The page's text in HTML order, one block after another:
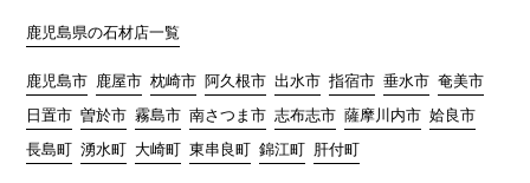
6) 商品・サービス等の各種連絡・ダイレクトメール・メールマガ
ジン・お知らせ等の配信・送付のため
7)
お問い合わせ、ご相談に対応するため
8)
広告の表示のため
9) その他、上記利用目的に付随する目的のため
鹿児島県の石材店一覧
鹿児島市 鹿屋市 枕崎市 阿久根市 出水市 指宿市 垂水市 奄美市
日置市 曽於市 霧島市 南さつま市 志布志市 薩摩川内市 姶良市
長島町 湧水町 大崎町 東串良町 錦江町 肝付町